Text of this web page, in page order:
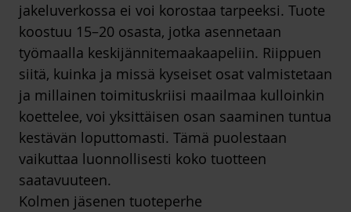
jakeluverkossa ei voi korostaa tarpeeksi. Tuote
koostuu 15–20 osasta, jotka asennetaan
työmaalla keskijännitemaakaapeliin. Riippuen
siitä, kuinka ja missä kyseiset osat valmistetaan
ja millainen toimituskriisi maailmaa kulloinkin
koettelee, voi yksittäisen osan saaminen tuntua
kestävän loputtomasti. Tämä puolestaan
vaikuttaa luonnollisesti koko tuotteen
saatavuuteen.
Kolmen jäsenen tuoteperhe